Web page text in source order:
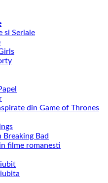
si Seriale
din Game of Thrones
Bad
filme romanesti